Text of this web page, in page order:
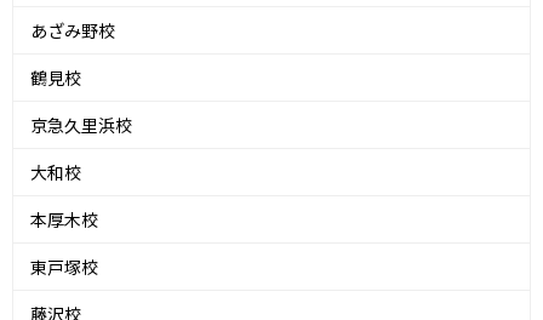
あざみ野校
鶴見校
京急久里浜校
大和校
本厚木校
東戸塚校
藤沢校